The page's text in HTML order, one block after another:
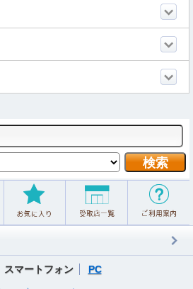
スマートフォン PC